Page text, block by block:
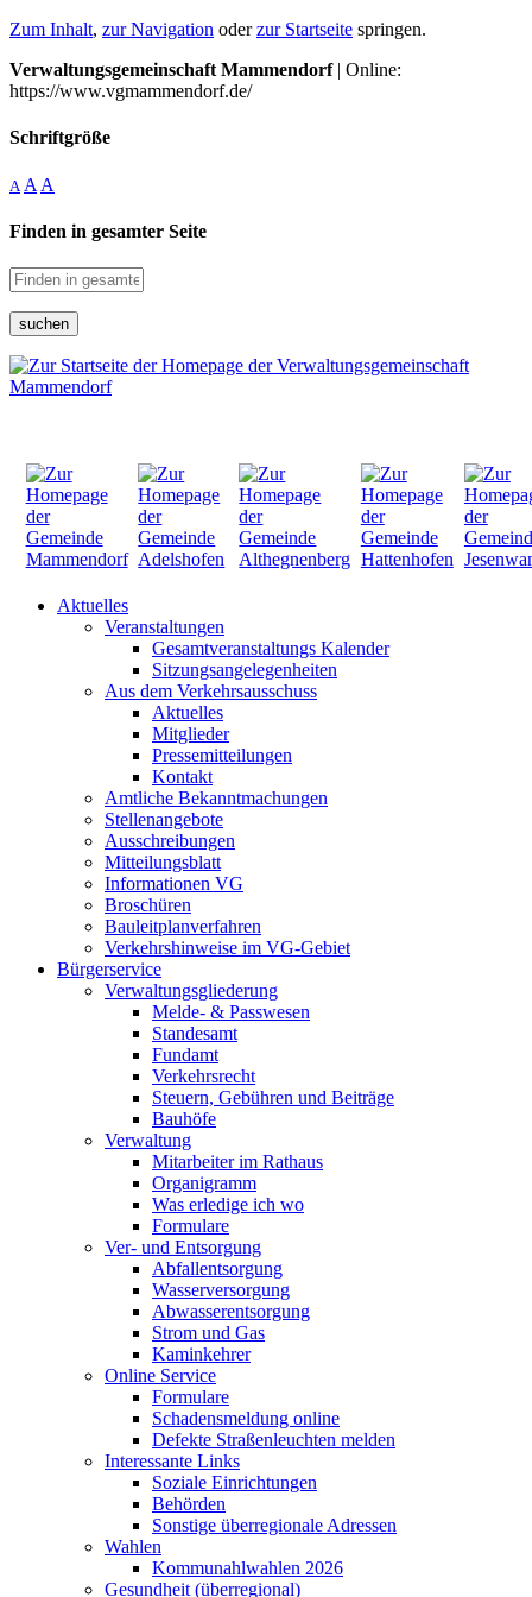
Zum Inhalt, zur Navigation oderzur Startseite springen.
Verwaltungsgemeinschaft Mammendorf| Online:
https://www.vgmammendorf.de/
Schriftgröße
A A A
Finden in gesamter Seite
suchen
Aktuelles
Veranstaltungen
Gesamtveranstaltungs Kalender
Sitzungsangelegenheiten
Aus dem Verkehrsausschuss
Aktuelles
Mitglieder
Pressemitteilungen
Kontakt
Amtliche Bekanntmachungen
Stellenangebote
Ausschreibungen
Mitteilungsblatt
Informationen VG
Broschüren
Bauleitplanverfahren
Verkehrshinweise im VG-Gebiet
Bürgerservice
Verwaltungsgliederung
Melde- & Passwesen
Standesamt
Fundamt
Verkehrsrecht
Steuern, Gebühren und Beiträge
Bauhöfe
Verwaltung
Mitarbeiter im Rathaus
Organigramm
Was erledige ich wo
Formulare
Ver- und Entsorgung
Abfallentsorgung
Wasserversorgung
Abwasserentsorgung
Strom und Gas
Kaminkehrer
Online Service
Formulare
Schadensmeldung online
Defekte Straßenleuchten melden
Interessante Links
Soziale Einrichtungen
Behörden
Sonstige überregionale Adressen
Wahlen
Kommunahlwahlen 2026
Gesundheit (überregional)